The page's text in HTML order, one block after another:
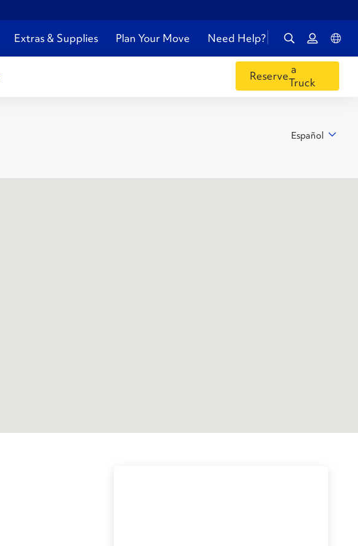
Extras & Supplies Plan Your Move Need Help?
Reservea
Truck
Español